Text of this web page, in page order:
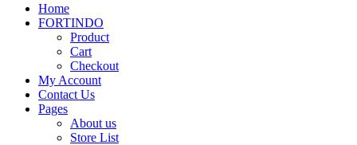
Home
FORTINDO
Product
Cart
Checkout
My Account
Contact Us
Pages
About us
Store List